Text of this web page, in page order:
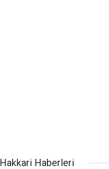
Hakkari Haberleri